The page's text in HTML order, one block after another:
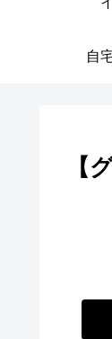
自
【